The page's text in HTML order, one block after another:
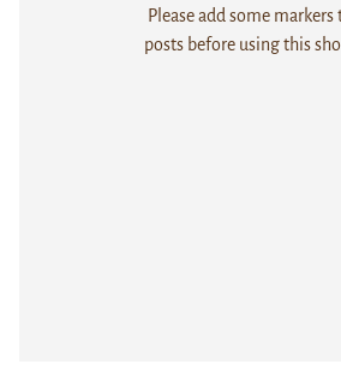
Please add some markers
posts before using this